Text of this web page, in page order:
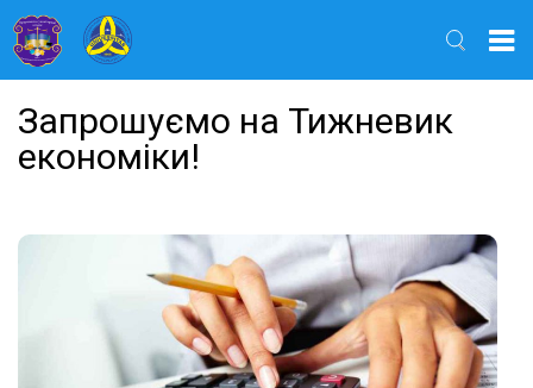
Запрошуємо на Тижневик
економіки!